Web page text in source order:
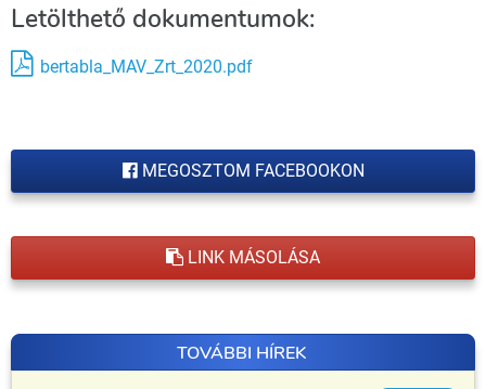
Letölthető dokumentumok:
bertabla_MAV_Zrt_2020.pdf
MEGOSZTOM FACEBOOKON
LINK MÁSOLÁSA
TOVÁBBI HÍREK